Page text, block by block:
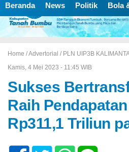
Beranda News Politik Bola
Home /Advertorial / PLN UIP3B
Kamis, 4 Mei 2023 - 11:45 WIB
Sukses
Raih
Rp311,1 Triliun